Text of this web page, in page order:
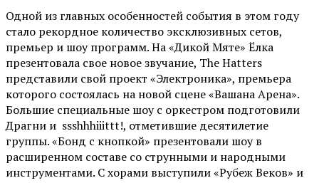
Одной из главных особенностей события в этом году
стало рекордное количество эксклюзивных сетов,
премьер и шоу программ. На «Дикой Мяте» Ёлка
презентовала свое новое звучание, The Hatters
представили свой проект «Электроника», премьера
которого состоялась на новой сцене «Вашана Арена».
Большие специальные шоу с оркестром подготовили
Драгни и ssshhhiiittt!, отметившие десятилетие
группы. «Бонд с кнопкой» презентовали шоу в
расширенном составе со струнными и народными
инструментами. С хорами выступили «Рубеж Веков» и